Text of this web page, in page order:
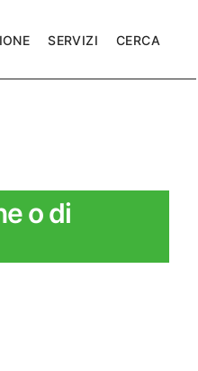
SERVIZI CERCA
o di